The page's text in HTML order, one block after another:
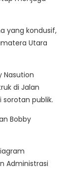
yang kondusif,
Utara
Nasution
di Jalan
sorotan publik.
Bobby
Administrasi